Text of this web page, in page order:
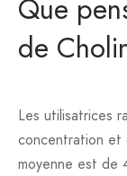
Que
de
Les utilisatrices
concentration et
moyenne est